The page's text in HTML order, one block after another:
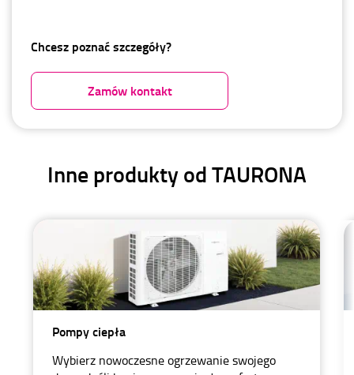
Chcesz poznać szczegóły?
Zamów kontakt
Inne produkty od TAURONA
Pompy ciepła
Wybierz nowoczesne ogrzewanie swojego